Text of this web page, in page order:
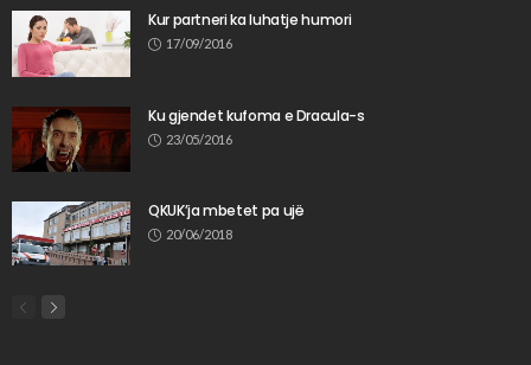
Kur partneri ka luhatje humori
17/09/2016
Ku gjendet kufoma e Dracula-s
23/05/2016
QKUK’ja mbetet pa ujë
20/06/2018